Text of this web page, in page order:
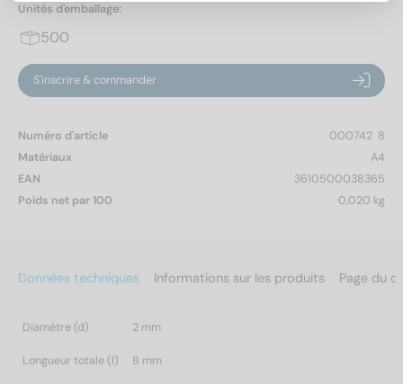
Unités d'emballage:
500
S'inscrire & commander
Numéro d'article
000742  8
Matériaux
A4
EAN
3610500038365
Poids net par 100
0,020 kg
Données techniques Informations sur les produits Page du
Diamètre (d) 2 mm
Longueur totale (l) 8 mm